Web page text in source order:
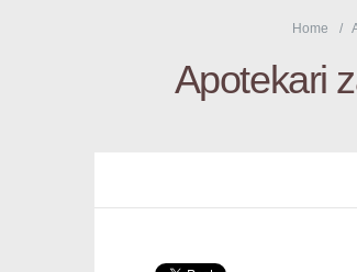
Home
Apotekari